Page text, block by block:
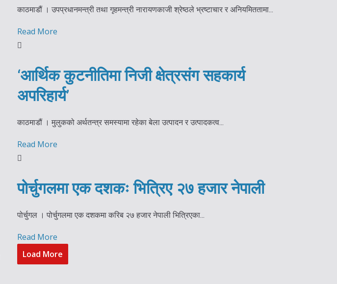
काठमाडौं । उपप्रधानमन्त्री तथा गृहमन्त्री नारायणकाजी श्रेष्ठले भ्रष्टाचार र अनियमिततामा...
Read More
‘आर्थिक कुटनीतिमा निजी क्षेत्रसंग सहकार्य
अपरिहार्य’
काठमाडौं । मुलुकको अर्थतन्त्र समस्यामा रहेका बेला उत्पादन र उत्पादकत्व...
Read More
पोर्चुगलमा एक दशकः भित्रिए २७ हजार नेपाली
पोर्चुगल । पोर्चुगलमा एक दशकमा करिब २७ हजार नेपाली भित्रिएका...
Read More
Load More